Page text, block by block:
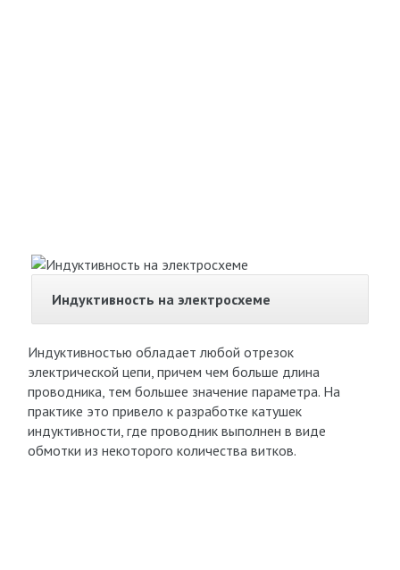
Индуктивность на электросхеме
Индуктивностью обладает любой отрезок
электрической цепи, причем чем больше длина
проводника, тем большее значение параметра. На
практике это привело к разработке катушек
индуктивности, где проводник выполнен в виде
обмотки из некоторого количества витков.